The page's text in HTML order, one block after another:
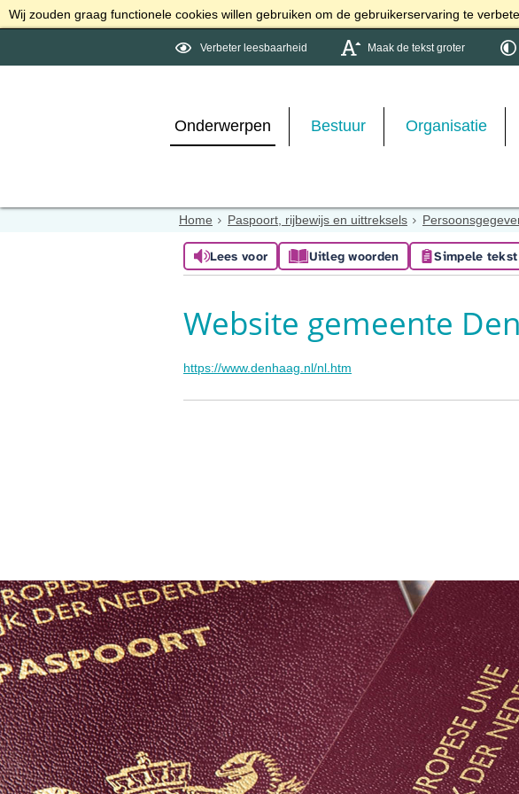
Wij zouden graag functionele cookies willen gebruiken om de gebruikerservaring te
Verbeter leesbaarheid Maak de tekst groter
Onderwerpen Bestuur Organisatie
Home Paspoort, rijbewijs en uittreksels
Lees voor Uitleg woorden Simpele tekst
Website gemeente
https://www.denhaag.nl/nl.htm